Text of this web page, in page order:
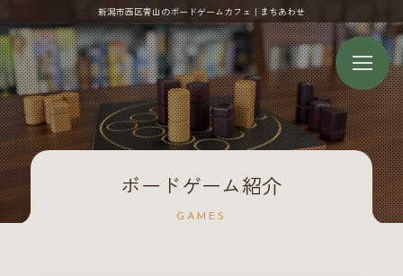
新潟市西区青山のボードゲームカフェ｜まちあわせ
ボードゲーム紹介
GAMES